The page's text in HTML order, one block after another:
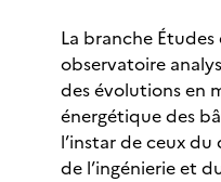
La branche
observatoire
des évolutions en
énergétique des
l’instar de ceux
de l’ingénierie et